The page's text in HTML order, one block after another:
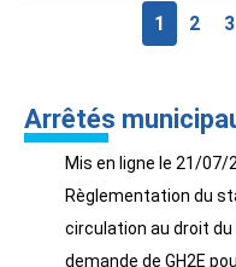
1 2 3
Arrêtés
Mis en ligne le 21/07/
Règlementation du
circulation au droit du
demande de GH2E